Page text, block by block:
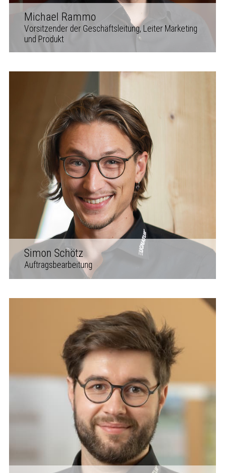
Michael Rammo
Vorsitzender der Geschäftsleitung, Leiter Marketing
und Produkt
Simon Schötz
Auftragsbearbeitung